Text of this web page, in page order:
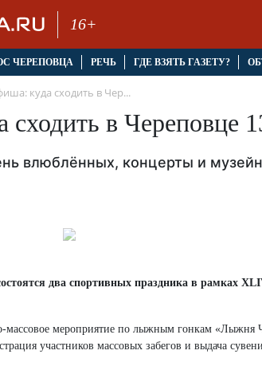
16+
ЧЕРЕПОВЦА РЕЧЬ ГДЕ ВЗЯТЬ ГАЗЕТУ?
куда сходить в Чер...
в Череповце
влюблённых, концерты и
два спортивных праздника в рамках
массовое мероприятие по лыжным гонкам «Лыжня
участников массовых забегов и выдача